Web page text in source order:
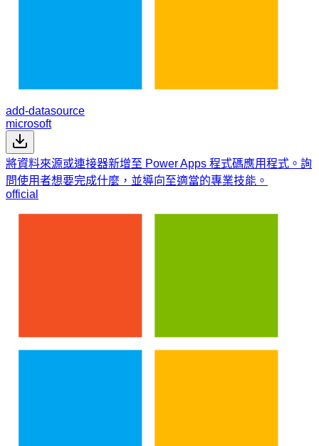
add-datasource
microsoft
將資料來源或連接器新增至 Power Apps 程式碼應用程式。詢
問使用者想要完成什麼，並導向至適當的專業技能。
official